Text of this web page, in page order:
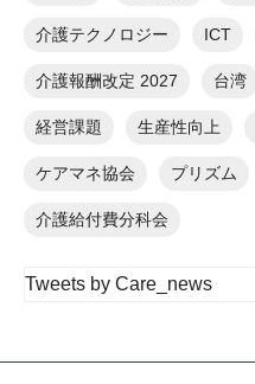
介護テクノロジー ICT
介護報酬改定 2027 台湾
経営課題 生産性向上
ケアマネ協会 プリズム
介護給付費分科会
Tweets by Care_news